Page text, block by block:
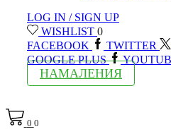
LOG IN / SIGN UP
WISHLIST 0
FACEBOOK
TWITTER
GOOGLE PLUS
НАМАЛЕНИЯ
0 0